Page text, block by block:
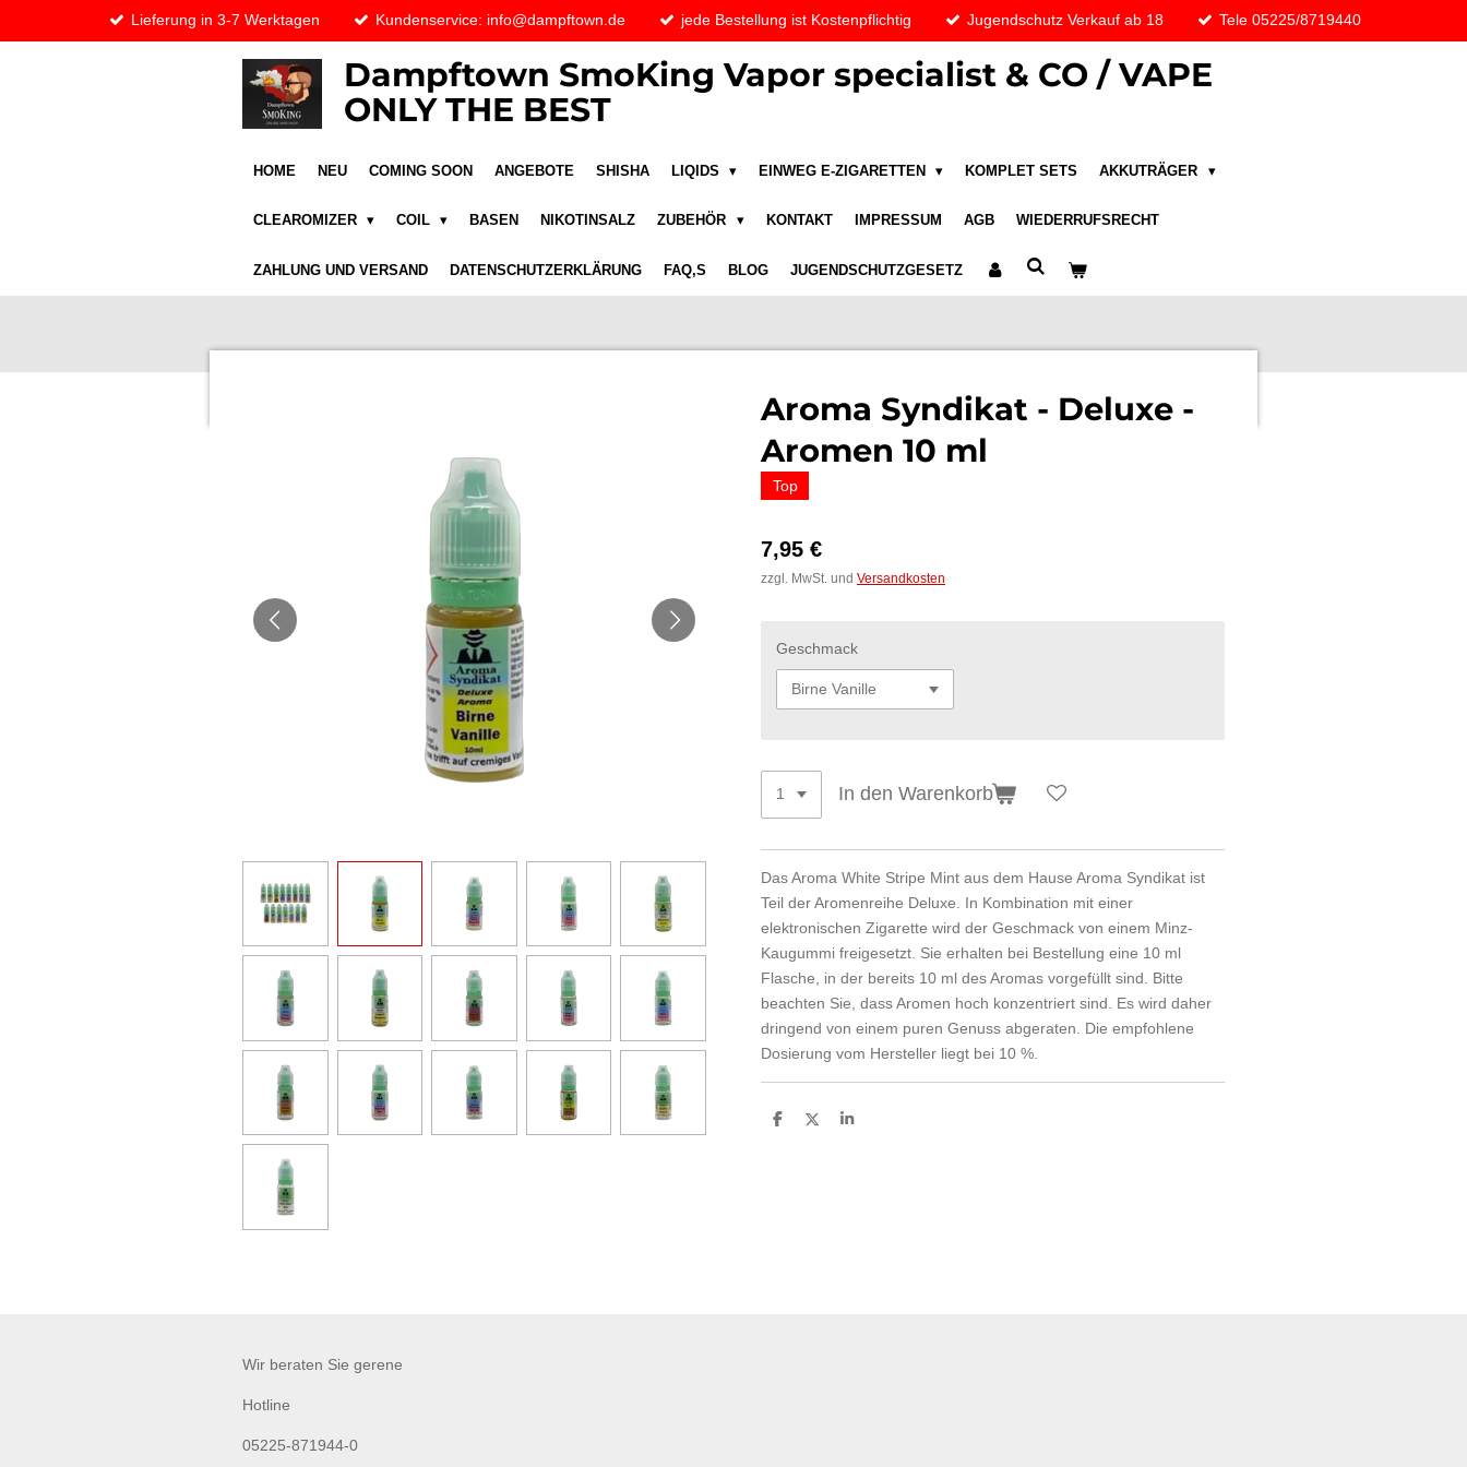
Hauptinhalt
Lieferung in 3-7 Werktagen Kundenservice: info@dampftown.de jede Bestellung ist Kostenpflichtig Jugendschutz Verkauf ab 18 Tele 05225/8719440
Dampftown SmoKing Vapor specialist & CO / VAPE
ONLY THE BEST
HOME NEU COMING SOON ANGEBOTE SHISHA LIQIDS EINWEG E-ZIGARETTEN KOMPLET SETS AKKUTRÄGER
CLEAROMIZER COIL BASEN NIKOTINSALZ ZUBEHÖR KONTAKT IMPRESSUM AGB WIEDERRUFSRECHT
ZAHLUNG UND VERSAND DATENSCHUTZERKLÄRUNG FAQ,S BLOG JUGENDSCHUTZGESETZ
Aroma Syndikat - Deluxe -
Aromen 10 ml
Top
7,95 €
zzgl. MwSt. und Versandkosten
Geschmack
In den Warenkorb
Das Aroma White Stripe Mint aus dem Hause Aroma Syndikat ist
Teil der Aromenreihe Deluxe. In Kombination mit einer
elektronischen Zigarette wird der Geschmack von einem Minz-
Kaugummi freigesetzt. Sie erhalten bei Bestellung eine 10 ml
Flasche, in der bereits 10 ml des Aromas vorgefüllt sind. Bitte
beachten Sie, dass Aromen hoch konzentriert sind. Es wird daher
dringend von einem puren Genuss abgeraten. Die empfohlene
Dosierung vom Hersteller liegt bei 10 %.
T
T
T
Wir beraten Sie gerene
Hotline
05225-871944-0